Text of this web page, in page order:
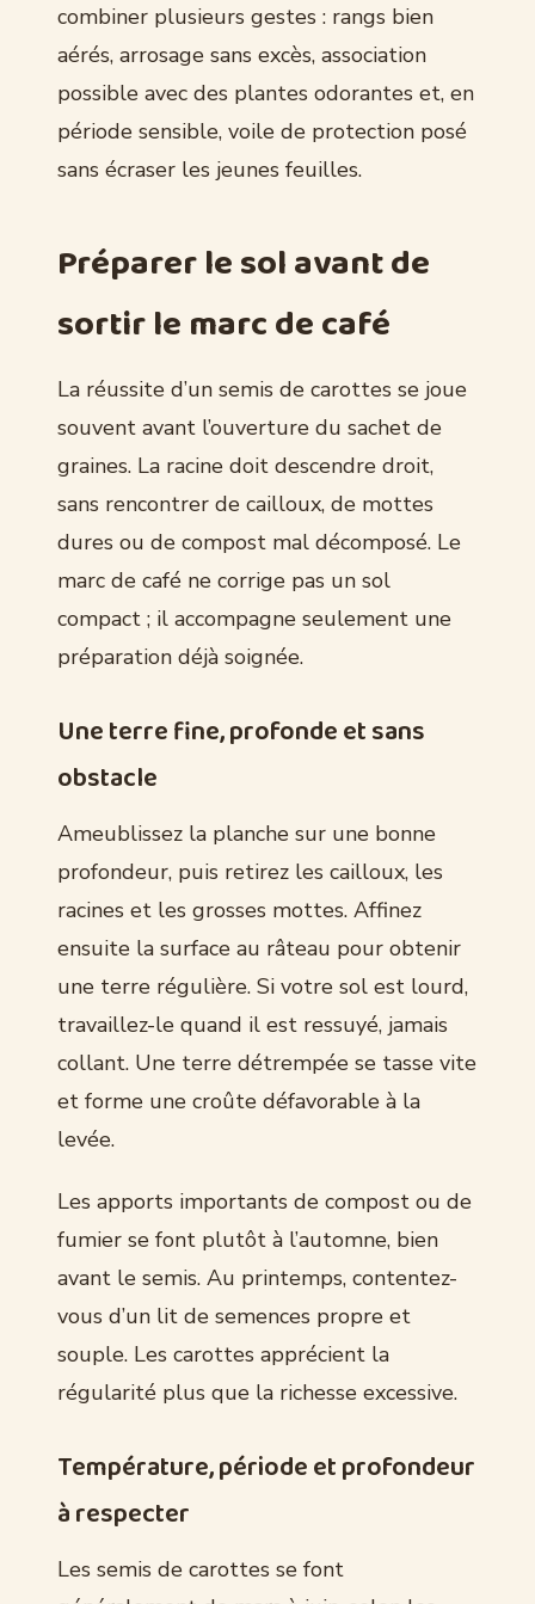
combiner plusieurs gestes : rangs bien
aérés, arrosage sans excès, association
possible avec des plantes odorantes et, en
période sensible, voile de protection posé
sans écraser les jeunes feuilles.
Préparer le sol avant de
sortir le marc de café
La réussite d’un semis de carottes se joue
souvent avant l’ouverture du sachet de
graines. La racine doit descendre droit,
sans rencontrer de cailloux, de mottes
dures ou de compost mal décomposé. Le
marc de café ne corrige pas un sol
compact ; il accompagne seulement une
préparation déjà soignée.
Une terre fine, profonde et sans
obstacle
Ameublissez la planche sur une bonne
profondeur, puis retirez les cailloux, les
racines et les grosses mottes. Affinez
ensuite la surface au râteau pour obtenir
une terre régulière. Si votre sol est lourd,
travaillez-le quand il est ressuyé, jamais
collant. Une terre détrempée se tasse vite
et forme une croûte défavorable à la
levée.
Les apports importants de compost ou de
fumier se font plutôt à l’automne, bien
avant le semis. Au printemps, contentez-
vous d’un lit de semences propre et
souple. Les carottes apprécient la
régularité plus que la richesse excessive.
Température, période et profondeur
à respecter
Les semis de carottes se font